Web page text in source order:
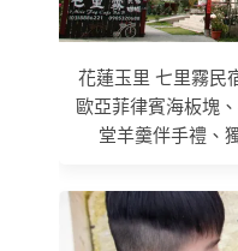
花蓮玉里 七里霧民
歐亞菲律賓海板塊
堂羊羹伴手禮、